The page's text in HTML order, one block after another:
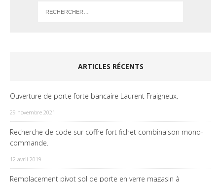
ARTICLES RÉCENTS
Ouverture de porte forte bancaire Laurent Fraigneux.
29 novembre 2021
Recherche de code sur coffre fort fichet combinaison mono-
commande.
12 avril 2019
Remplacement pivot sol de porte en verre magasin à